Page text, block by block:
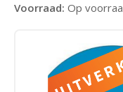
Voorraad: Op